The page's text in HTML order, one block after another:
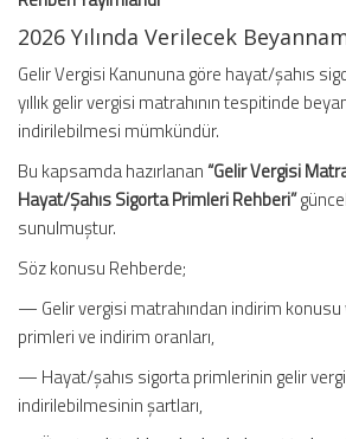
2026 Yılında Verilecek
Gelir Vergisi Kanununa göre hayat/şahıs
yıllık gelir vergisi matrahının tespitinde
indirilebilmesi mümkündür.
Bu kapsamda hazırlanan“Gelir Vergisi
Hayat/Şahıs Sigorta Primleri Rehberi”
sunulmuştur.
Söz konusu Rehberde;
— Gelir vergisi matrahından indirim konusu
primleri ve indirim oranları,
— Hayat/şahıs sigorta primlerinin gelir
indirilebilmesinin şartları,